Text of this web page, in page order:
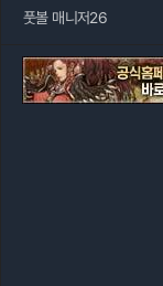
풋볼 매니저26